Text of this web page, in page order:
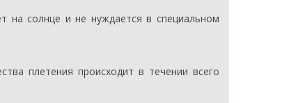
на солнце и не нуждается в специальном
плетения происходит в течении всего